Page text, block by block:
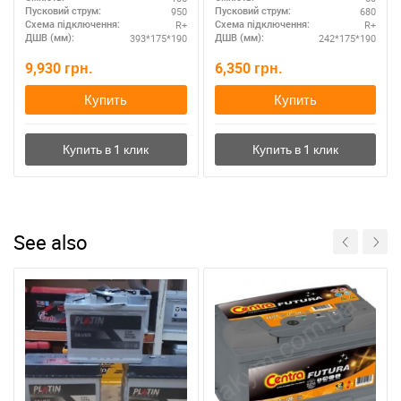
Пусковий струм: 950
Схема підключення: R+
ДШВ (мм): 393*175*190
9,930 грн.
Купить
Пусковий струм: 680
Схема підключення: R+
ДШВ (мм): 242*175*190
6,350 грн.
Купить
See also